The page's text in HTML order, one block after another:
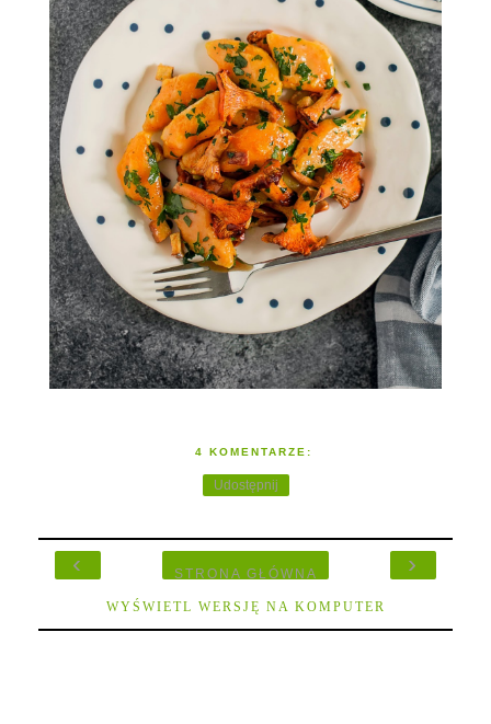
4 KOMENTARZE:
Udostępnij
‹ ›
STRONA GŁÓWNA
WYŚWIETL WERSJĘ NA KOMPUTER